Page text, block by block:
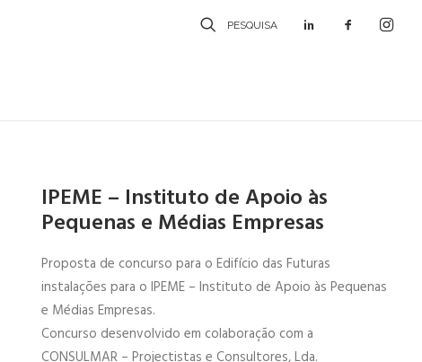
PESQUISA
IPEME – Instituto de Apoio às
Pequenas e Médias Empresas
Proposta de concurso para o Edifício das Futuras
instalações para o IPEME – Instituto de Apoio às Pequenas
e Médias Empresas.
Concurso desenvolvido em colaboração com a
CONSULMAR – Projectistas e Consultores, Lda.